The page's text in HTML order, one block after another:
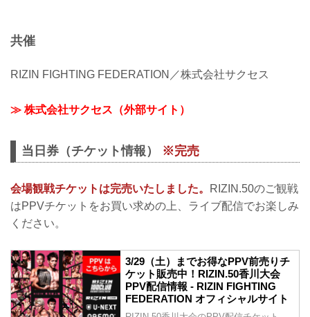
共催
RIZIN FIGHTING FEDERATION／株式会社サクセス
≫ 株式会社サクセス（外部サイト）
当日券（チケット情報） ※完売
会場観戦チケットは完売いたしました。
RIZIN.50のご観戦
はPPVチケットをお買い求めの上、ライブ配信でお楽しみ
ください。
3/29（土）までお得なPPV前売りチ
ケット販売中！RIZIN.50香川大会
PPV配信情報 - RIZIN FIGHTING
FEDERATION オフィシャルサイト